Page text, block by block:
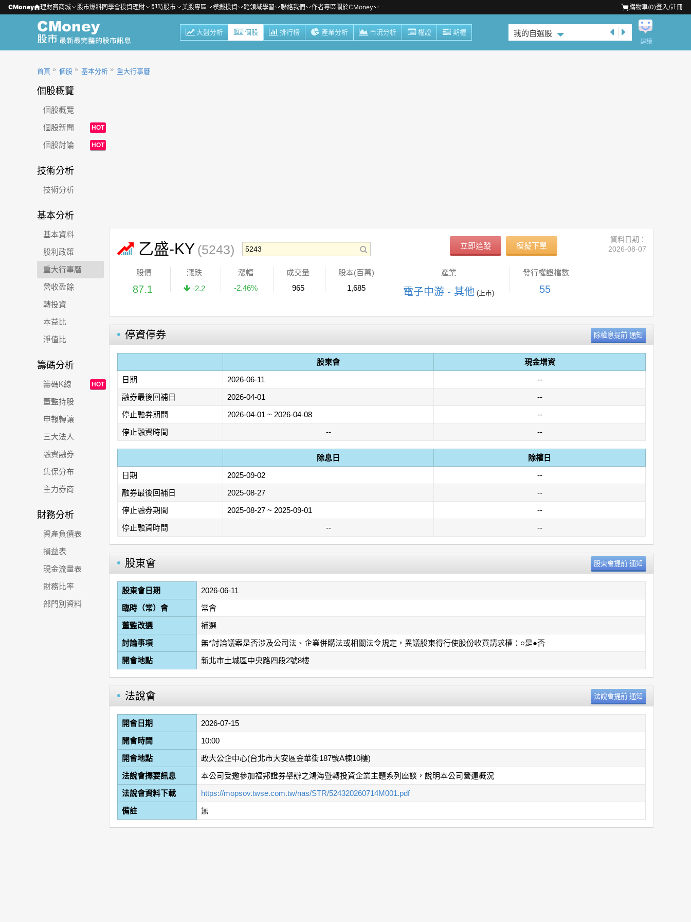
CMoney 理財寶商城 股市爆料同學會投資理財 即時股市 美股專區 模擬投資 跨領域學習 聯絡我們 作者專區關於CMoney 購物車(0)登入/註冊
大盤分析 個股 排行榜 產業分析 市況分析 權證 期權 我的自選股
建議
首頁 個股 基本分析 重大行事曆
個股概覽
個股概覽
個股新聞
HOT
個股討論 HOT
技術分析
技術分析
基本分析
基本資料
股利政策
重大行事曆
營收盈餘
轉投資
本益比
淨值比
籌碼分析
籌碼K線 HOT
董監持股
申報轉讓
三大法人
融資融券
集保分布
主力券商
財務分析
資產負債表
損益表
現金流量表
財務比率
部門別資料
乙盛-KY (5243) 立即追蹤 模擬下單
資料日期：
2026-08-07
股價
87.1
漲跌
-2.2
漲幅
-2.46%
成交量
965
股本(百萬)
1,685
產業
電子中游 - 其他 (上市)
發行權證檔數
55
停資停券
股東會
現金增資
日期
2026-06-11
--
融券最後回補日
2026-04-01
--
停止融券期間
2026-04-01 ~ 2026-04-08
--
停止融資時間
-- --
除息日
除權日
日期
2025-09-02
--
融券最後回補日
2025-08-27
--
停止融券期間
2025-08-27 ~ 2025-09-01
--
停止融資時間
-- --
股東會
股東會日期
2026-06-11
臨時（常）會
常會
董監改選
補選
討論事項
無*討論議案是否涉及公司法、企業併購法或相關法令規定，異議股東得行使股份收買請求權：○是●否
開會地點
新北市土城區中央路四段2號8樓
法說會
開會日期
2026-07-15
開會時間
10:00
開會地點
政大公企中心(台北市大安區金華街187號A棟10樓)
法說會擇要訊息
本公司受邀參加福邦證券舉辦之鴻海暨轉投資企業主題系列座談，說明本公司營運概況
法說會資料下載
https://mopsov.twse.com.tw/nas/STR/524320260714M001.pdf
備註
無